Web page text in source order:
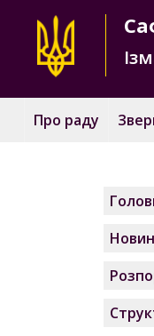
Про раду